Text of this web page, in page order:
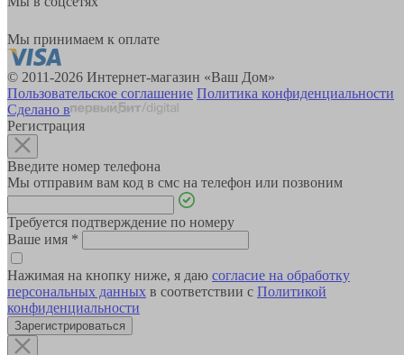
Мы принимаем к оплате
© 2011-2026 Интернет-магазин «Ваш Дом»
Пользовательское соглашение Политика конфиденциальности
Сделано в
Регистрация
Введите номер телефона
Мы отправим вам код в смс на телефон или позвоним
Требуется подтверждение по номеру
Ваше имя *
Нажимая на кнопку ниже, я даю согласие на обработку
персональных данных в соответствии с Политикой
конфиденциальности
Зарегистрироваться